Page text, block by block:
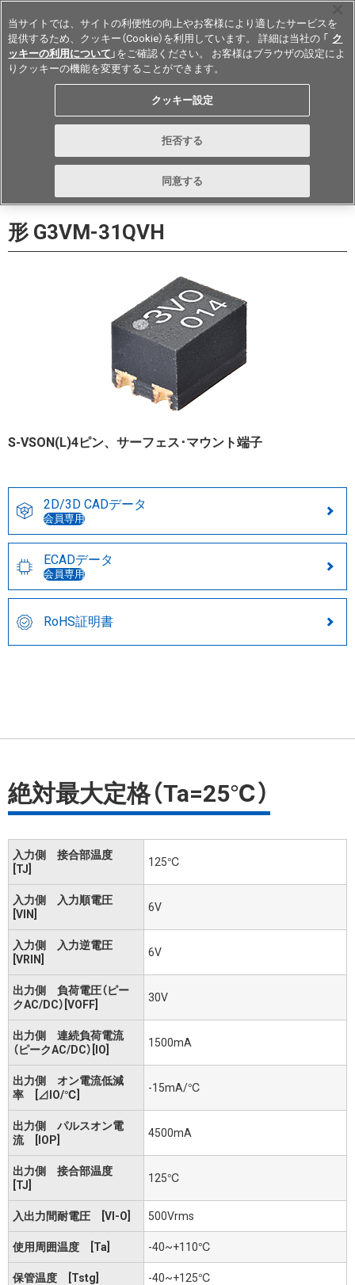
Japan
お問い合わせ
形 G3VM-31QVH
S-VSON(L)4ピン、サーフェス･マウント端子
2D/3D CADデータ
会員専用
ECADデータ
会員専用
RoHS証明書
絶対最大定格（Ta=25℃）
入力側 接合部温度
[TJ]
125℃
入力側 入力順電圧
[VIN]
6V
入力側 入力逆電圧
[VRIN]
6V
出力側 負荷電圧（ピー
クAC/DC）[VOFF]
30V
出力側 連続負荷電流
（ピークAC/DC）[IO]
1500mA
出力側 オン電流低減
率 [⊿IO/℃]
-15mA/℃
出力側 パルスオン電
流 [IOP]
4500mA
出力側 接合部温度
[TJ]
125℃
入出力間耐電圧 [VI-O] 500Vrms
使用周囲温度 [Ta] -40~+110℃
保管温度 [Tstg] -40~+125℃
当サイトでは、サイトの利便性の向上やお客様により適したサービスを
提供するため、クッキー（Cookie）を利用しています。 詳細は当社の 「 ク
ッキーの利用について 」をご確認ください。 お客様はブラウザの設定によ
りクッキーの機能を変更することができます。
クッキー設定
拒否する
同意する